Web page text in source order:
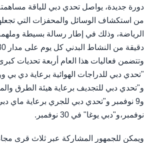
دورة جديدة، يواصل تحدي دبي للياقة
من استكشاف الوسائل والمحفزات التي
دقيقة من النشاط البدني كل يوم على مدار 30 يوما (30×30).
وتتضمن فعاليات هذا العام أربعة تحديات
نوفمبر،و"دبي يوغا" في 30 نوفمبر.
ويمكن للجمهور المشاركة عبر ثلاث قرى